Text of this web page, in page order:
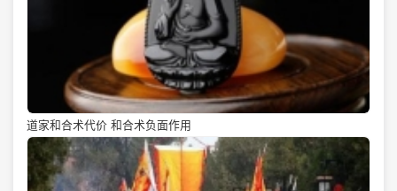
道家和合术代价 和合术负面作用